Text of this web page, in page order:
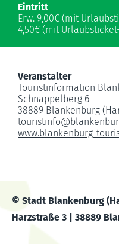
Eintritt
Erw. 9,00€ (mit
4,50€ (mit
Veranstalter
Touristinformation
Schnappelberg 6
38889 Blankenburg
touristinfo@
www.blankenburg-
© Stadt Blankenburg
Harzstraße 3 | 38889